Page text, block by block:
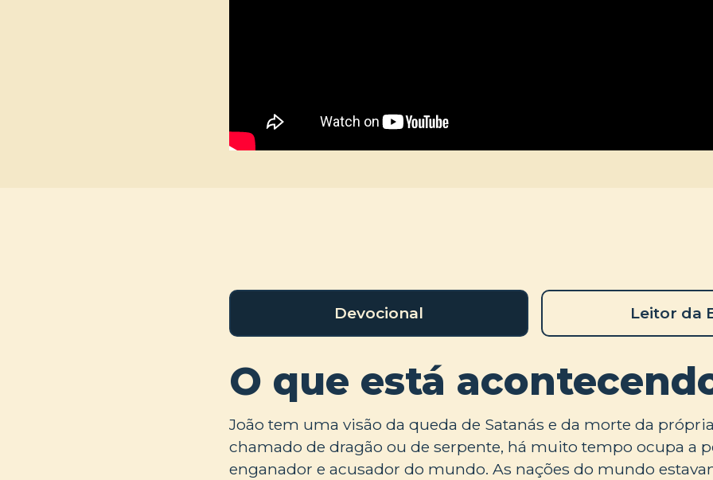
Devocional Leitor da
O que está
João tem uma visão da queda de Satanás e da morte da
chamado de dragão ou de serpente, há muito tempo ocupa a
enganador e acusador do mundo. As nações do mundo